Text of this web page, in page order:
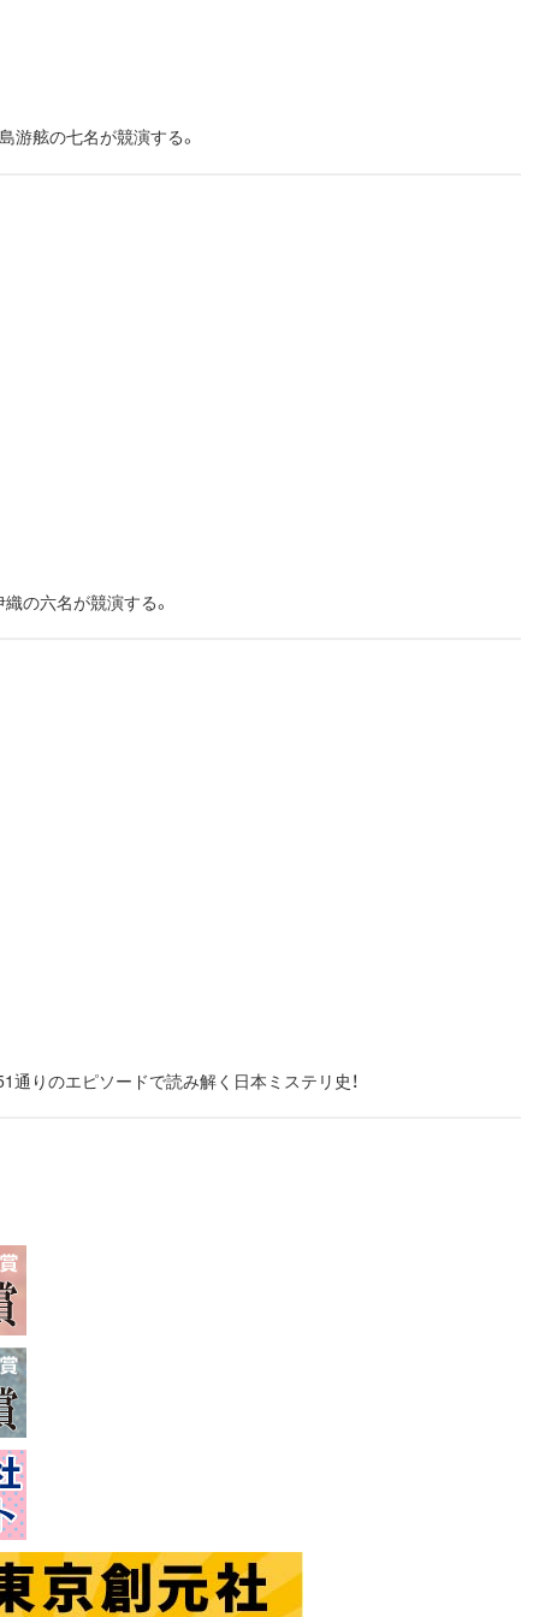
游舷の七名が競演する。
の六名が競演する。
通りのエピソードで読み解く日本ミステリ史！